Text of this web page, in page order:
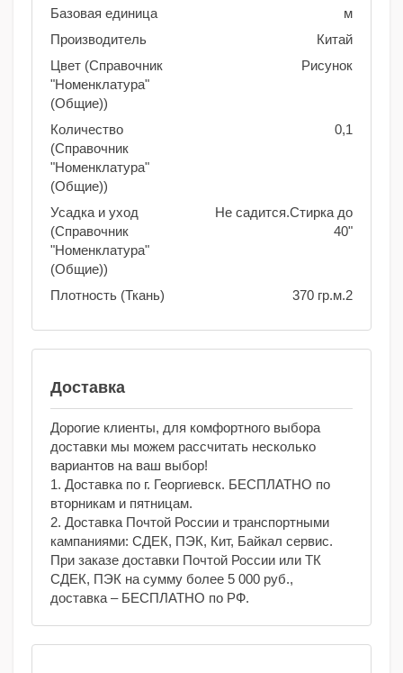
Базовая единица
м
Производитель
Китай
Цвет (Справочник
"Номенклатура"
(Общие))
Рисунок
Количество
(Справочник
"Номенклатура"
(Общие))
0,1
Усадка и уход
(Справочник
"Номенклатура"
(Общие))
Не садится.Стирка до
40"
Плотность (Ткань) 370 гр.м.2
Доставка
Дорогие клиенты, для комфортного выбора
доставки мы можем рассчитать несколько
вариантов на ваш выбор!
1. Доставка по г. Георгиевск. БЕСПЛАТНО по
вторникам и пятницам.
2. Доставка Почтой России и транспортными
кампаниями: СДЕК, ПЭК, Кит, Байкал сервис.
При заказе доставки Почтой России или ТК
СДЕК, ПЭК на сумму более 5 000 руб.,
доставка – БЕСПЛАТНО по РФ.